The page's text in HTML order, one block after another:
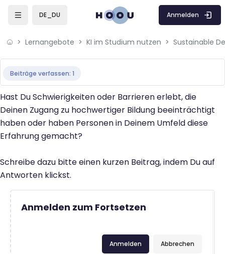
DE_DU Anmelden
Lernangebote KI im Studium nutzen
Beiträge verfassen: 1
Hast Du Schwierigkeiten oder Barrieren erlebt, die
Deinen Zugang zu hochwertiger Bildung beeinträchtigt
haben oder haben Personen in Deinem Umfeld diese
Erfahrung gemacht?
Schreibe dazu bitte einen kurzen Beitrag, indem Du auf
Antworten klickst.
Anmelden zum Fortsetzen
Abbrechen
Anmelden